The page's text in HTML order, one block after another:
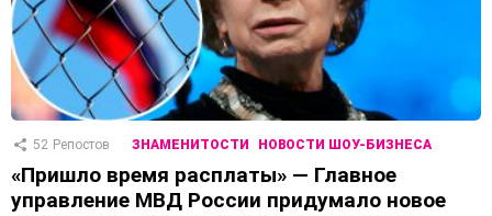
52 Репостов ЗНАМЕНИТОСТИ НОВОСТИ ШОУ-БИЗНЕСА
«Пришло время расплаты» — Главное
управление МВД России придумало новое